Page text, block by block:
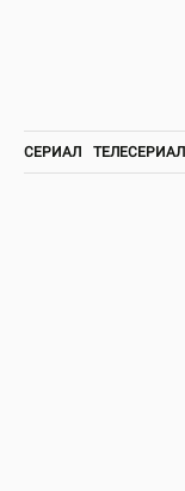
СЕРИАЛ ТЕЛЕСЕРИАЛ